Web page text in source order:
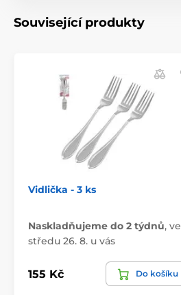
Související produkty
Vidlička - 3 ks
Naskladňujeme do 2 týdnů, ve
středu 26. 8. u vás
155 Kč Do košíku